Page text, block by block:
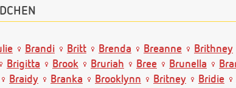
Brandi Britt Brenda Breanne Brithney
Brigitta Brook Bruriah Bree Brunella
Braidy Branka Brooklynn Britney Bridie